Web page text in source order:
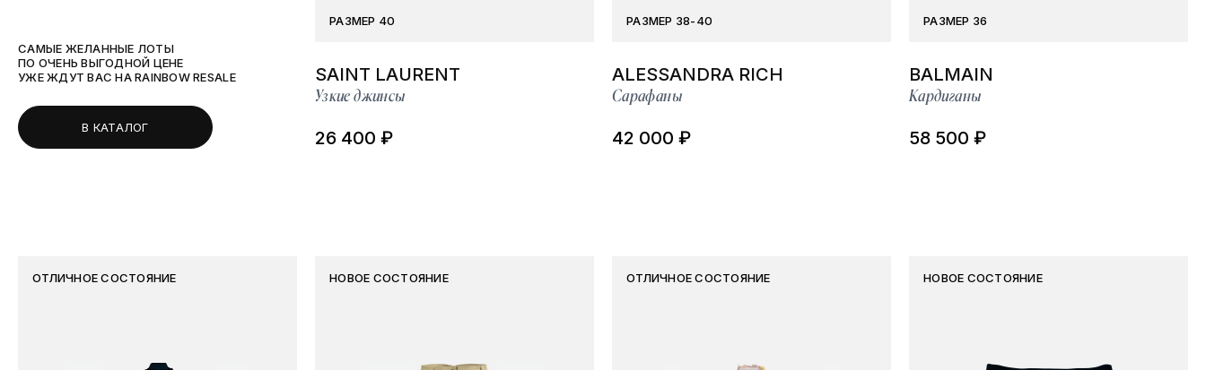
САМЫЕ ЖЕЛАННЫЕ ЛОТЫ
ПО ОЧЕНЬ ВЫГОДНОЙ ЦЕНЕ
УЖЕ ЖДУТ ВАС НА RAINBOW RESALE
В КАТАЛОГ
РАЗМЕР 40
SAINT LAURENT
Узкие джинсы
26 400 ₽
РАЗМЕР 38-40
ALESSANDRA RICH
Сарафаны
42 000 ₽
РАЗМЕР 36
BALMAIN
Кардиганы
58 500 ₽
ОТЛИЧНОЕ СОСТОЯНИЕ НОВОЕ СОСТОЯНИЕ ОТЛИЧНОЕ СОСТОЯНИЕ НОВОЕ СОСТОЯНИЕ